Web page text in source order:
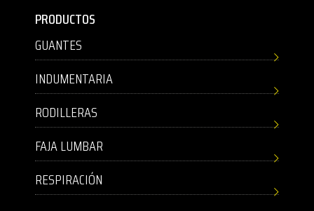
PRODUCTOS
GUANTES
INDUMENTARIA
RODILLERAS
FAJA LUMBAR
RESPIRACIÓN